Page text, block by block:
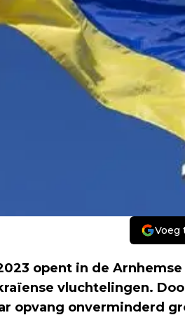
Voeg
opent in de
vluchtelingen.
opvang onverminderd